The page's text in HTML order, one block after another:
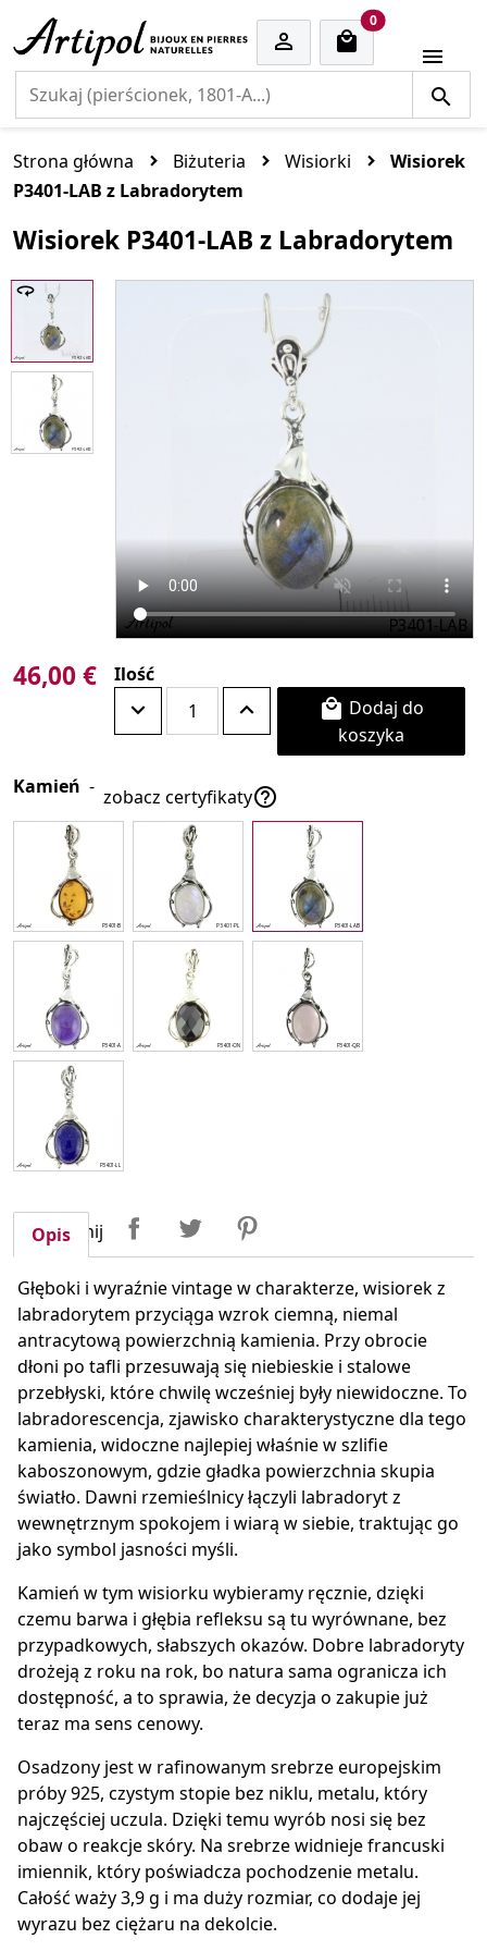

0cart items

Strona główna Biżuteria Wisiorki
Wisiorek
P3401-LAB z Labradorytem
Wisiorek P3401-LAB z Labradorytem
46,00 € Ilość

koszyka
Kamień - zobacz certyfikaty
Udostępnij UdostępnijTweetuj
Opis
Głęboki i wyraźnie vintage w charakterze, wisiorek z
labradorytem przyciąga wzrok ciemną, niemal
antracytową powierzchnią kamienia. Przy obrocie
dłoni po tafli przesuwają się niebieskie i stalowe
przebłyski, które chwilę wcześniej były niewidoczne. To
labradorescencja, zjawisko charakterystyczne dla tego
kamienia, widoczne najlepiej właśnie w szlifie
kaboszonowym, gdzie gładka powierzchnia skupia
światło. Dawni rzemieślnicy łączyli labradoryt z
wewnętrznym spokojem i wiarą w siebie, traktując go
jako symbol jasności myśli.
Kamień w tym wisiorku wybieramy ręcznie, dzięki
czemu barwa i głębia refleksu są tu wyrównane, bez
przypadkowych, słabszych okazów. Dobre labradoryty
drożeją z roku na rok, bo natura sama ogranicza ich
dostępność, a to sprawia, że decyzja o zakupie już
teraz ma sens cenowy.
Osadzony jest w rafinowanym srebrze europejskim
próby 925, czystym stopie bez niklu, metalu, który
najczęściej uczula. Dzięki temu wyrób nosi się bez
obaw o reakcje skóry. Na srebrze widnieje francuski
imiennik, który poświadcza pochodzenie metalu.
Całość waży 3,9 g i ma duży rozmiar, co dodaje jej
wyrazu bez ciężaru na dekolcie.